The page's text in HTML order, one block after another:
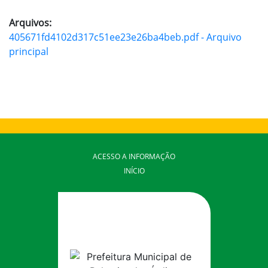
Arquivos:
405671fd4102d317c51ee23e26ba4beb.pdf - Arquivo
principal
ACESSO A INFORMAÇÃO
INÍCIO